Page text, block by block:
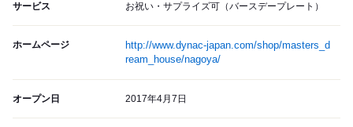
サービス お祝い・サプライズ可（バースデープレート）
ホームページ
http://www.dynac-japan.com/shop/masters_d
ream_house/nagoya/
オープン日 2017年4月7日